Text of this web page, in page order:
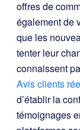
offres de
également de
que les
tenter leur
connaissent
Avis clients
d’établir la
témoignages